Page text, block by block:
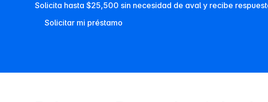
Solicita hasta $25,500 sin necesidad de aval y recibe
Solicitar mi préstamo